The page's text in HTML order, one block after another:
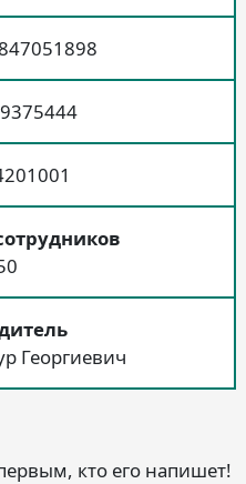
Георгиевич
кто его напишет!